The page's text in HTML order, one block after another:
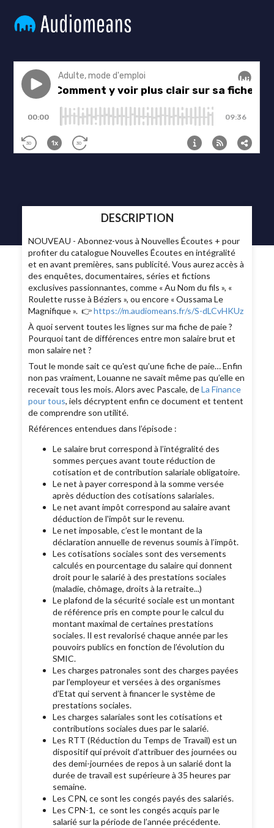
DESCRIPTION
NOUVEAU - Abonnez-vous à Nouvelles Écoutes + pour
profiter du catalogue Nouvelles Écoutes en intégralité
et en avant premières, sans publicité. Vous aurez accès à
des enquêtes, documentaires, séries et fictions
exclusives passionnantes, comme « Au Nom du fils », «
Roulette russe à Béziers », ou encore « Oussama Le
Magnifique ». 👉https://m.audiomeans.fr/s/S-dLCvHKUz
À quoi servent toutes les lignes sur ma fiche de paie ?
Pourquoi tant de différences entre mon salaire brut et
mon salaire net ?
Tout le monde sait ce qu'est qu’une fiche de paie… Enfin
non pas vraiment, Louanne ne savait même pas qu’elle en
recevait tous les mois. Alors avec Pascale, deLa Finance
pour tous, iels décryptent enfin ce document et tentent
de comprendre son utilité.
Références entendues dans l’épisode :
Le salaire brut correspond à l’intégralité des
sommes perçues avant toute réduction de
cotisation et de contribution salariale obligatoire.
Le net à payer correspond à la somme versée
après déduction des cotisations salariales.
Le net avant impôt correspond au salaire avant
déduction de l'impôt sur le revenu.
Le net imposable, c’est le montant de la
déclaration annuelle de revenus soumis à l’impôt.
Les cotisations sociales sont des versements
calculés en pourcentage du salaire qui donnent
droit pour le salarié à des prestations sociales
(maladie, chômage, droits à la retraite...)
Le plafond de la sécurité sociale est un montant
de référence pris en compte pour le calcul du
montant maximal de certaines prestations
sociales. Il est revalorisé chaque année par les
pouvoirs publics en fonction de l’évolution du
SMIC.
Les charges patronales sont des charges payées
par l’employeur et versées à des organismes
d’Etat qui servent à financer le système de
prestations sociales.
Les charges salariales sont les cotisations et
contributions sociales dues par le salarié.
Les RTT (Réduction du Temps de Travail) est un
dispositif qui prévoit d’attribuer des journées ou
des demi-journées de repos à un salarié dont la
durée de travail est supérieure à 35 heures par
semaine.
Les CPN, ce sont les congés payés des salariés.
Les CPN-1, ce sont les congés acquis par le
salarié sur la période de l’année précédente.